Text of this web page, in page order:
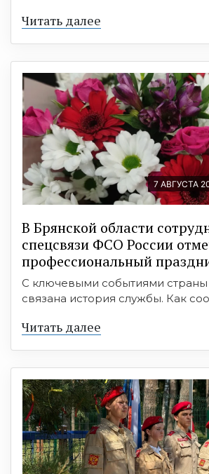
Читать далее
7 АВГУСТА
В Брянской области
спецсвязи ФСО России
профессиональный
С ключевыми событиями
связана история службы. Как
Читать далее